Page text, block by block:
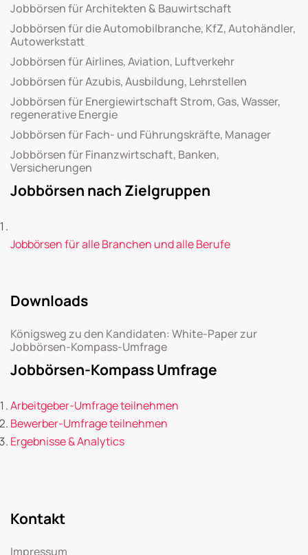
Jobbörsen für Architekten & Bauwirtschaft
Jobbörsen für die Automobilbranche, KfZ, Autohändler,
Autowerkstatt
Jobbörsen für Airlines, Aviation, Luftverkehr
Jobbörsen für Azubis, Ausbildung, Lehrstellen
Jobbörsen für Energiewirtschaft Strom, Gas, Wasser,
regenerative Energie
Jobbörsen für Fach- und Führungskräfte, Manager
Jobbörsen für Finanzwirtschaft, Banken,
Versicherungen
Jobbörsen nach Zielgruppen
Jobbörsen für alle Branchen und alle Berufe
Downloads
Königsweg zu den Kandidaten: White-Paper zur
Jobbörsen-Kompass-Umfrage
Jobbörsen-Kompass Umfrage
Arbeitgeber-Umfrage teilnehmen
Bewerber-Umfrage teilnehmen
Ergebnisse & Analytics
Kontakt
Impressum